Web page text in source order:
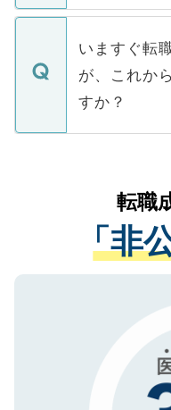
関を公にして
に、医療機関
みを人材紹介
ています。
定を承諾する
の辞退の連絡
個人情報が漏
で、ご安心く
などで収集し
ご本人のキャ
支援を目的に
ているすべて
は、個人情報
管理基準を満
る、プライバ
で、機密保持
いますぐ転
が、これか
すか？
かがいして、
経験をまじえ
させていただ
ない方には、
ので、まずは
転職
「非